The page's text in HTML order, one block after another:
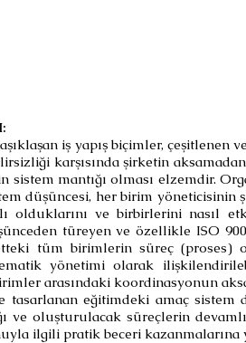
iş yapış biçimler, çeşitlenen
karşısında şirketin
sistem mantığı olması elzemdir.
düşüncesi, her birim
olduklarını ve birbirlerini nasıl
türeyen ve özellikle ISO
tüm birimlerin süreç (proses)
yönetimi olarak
arasındaki koordinasyonun
tasarlanan eğitimdeki amaç
ve oluşturulacak süreçlerin
ilgili pratik beceri kazanmalarına